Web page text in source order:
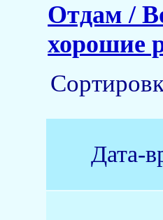
Отдам /
хорошие
Дата-